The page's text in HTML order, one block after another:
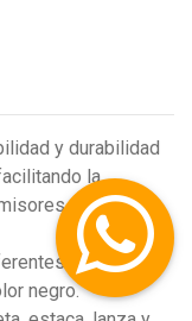
y durabilidad
la
medidas y
negro.